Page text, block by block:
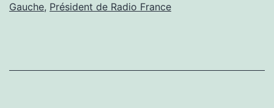
Gauche, Président de Radio France